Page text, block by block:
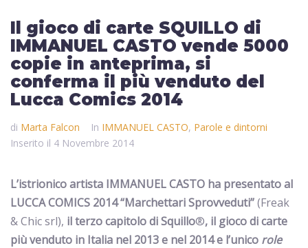
Il gioco di carte SQUILLO di
IMMANUEL CASTO vende 5000
copie in anteprima, si
conferma il più venduto del
Lucca Comics 2014
di Marta Falcon In IMMANUEL CASTO, Parole e dintorni
Inserito il 4 Novembre 2014
L’istrionico artista IMMANUEL CASTO ha presentato al
LUCCA COMICS 2014 “Marchettari Sprovveduti”(Freak
& Chic srl), il terzo capitolo di Squillo®, il gioco di carte
più venduto in Italia nel 2013 e nel 2014 e l’unico role